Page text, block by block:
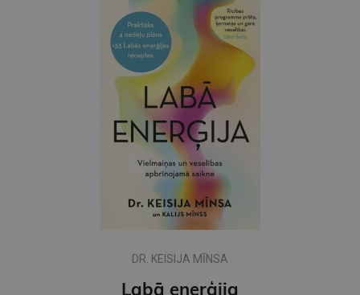
DR. KEISIJA MĪNSA
Labā enerģija